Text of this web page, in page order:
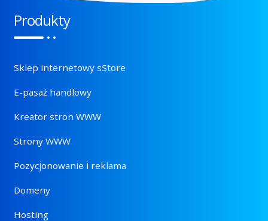
Produkty
Sklep internetowy sStore
E-pasaż handlowy
Kreator stron WWW
Strony WWW
Pozycjonowanie i reklama
Domeny
Hosting